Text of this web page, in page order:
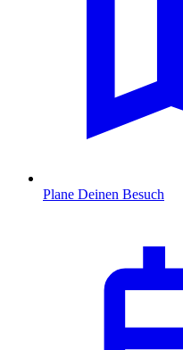
Plane Deinen Besuch